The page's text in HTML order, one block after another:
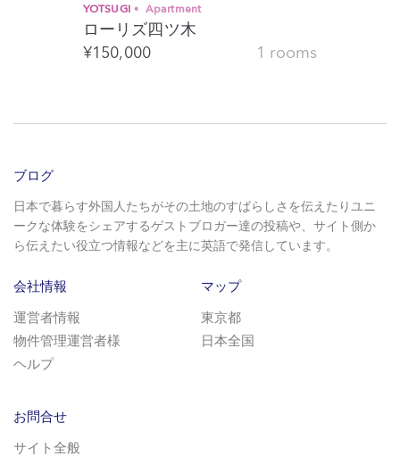
YOTSUGI Apartment
ローリズ四ツ木
¥150,000 1 rooms
ブログ
日本で暮らす外国人たちがその土地のすばらしさを伝えたりユニ
ークな体験をシェアするゲストブロガー達の投稿や、サイト側か
ら伝えたい役立つ情報などを主に英語で発信しています。
会社情報
運営者情報
物件管理運営者様
ヘルプ
マップ
東京都
日本全国
お問合せ
サイト全般